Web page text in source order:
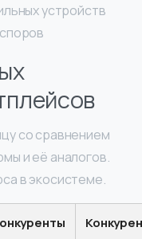
устройств
со сравнением
и её аналогов.
в экосистеме.